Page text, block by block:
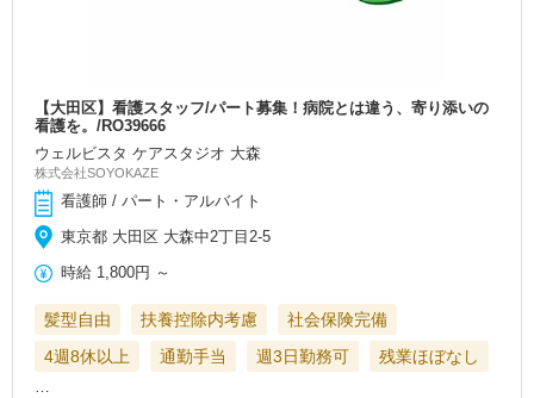
【大田区】看護スタッフ/パート募集！病院とは違う、寄り添いの
看護を。/RO39666
ウェルビスタ ケアスタジオ 大森
株式会社SOYOKAZE
看護師 / パート・アルバイト
東京都 大田区 大森中2丁目2-5
時給 1,800円 ～
髪型自由 扶養控除内考慮
社会保険完備
4週8休以上
通勤手当 週3日勤務可 残業ほぼなし
…